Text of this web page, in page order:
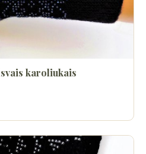
karoliukais